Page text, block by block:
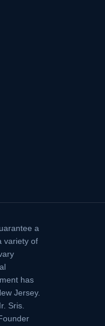
a
variety of
has
Jersey.
Sris.